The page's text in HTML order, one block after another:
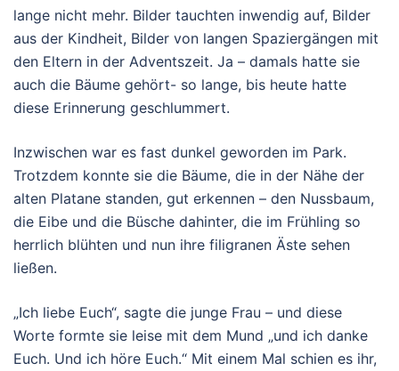
lange nicht mehr. Bilder tauchten inwendig auf, Bilder
aus der Kindheit, Bilder von langen Spaziergängen mit
den Eltern in der Adventszeit. Ja – damals hatte sie
auch die Bäume gehört- so lange, bis heute hatte
diese Erinnerung geschlummert.
Inzwischen war es fast dunkel geworden im Park.
Trotzdem konnte sie die Bäume, die in der Nähe der
alten Platane standen, gut erkennen – den Nussbaum,
die Eibe und die Büsche dahinter, die im Frühling so
herrlich blühten und nun ihre filigranen Äste sehen
ließen.
„Ich liebe Euch“, sagte die junge Frau – und diese
Worte formte sie leise mit dem Mund „und ich danke
Euch. Und ich höre Euch.“ Mit einem Mal schien es ihr,